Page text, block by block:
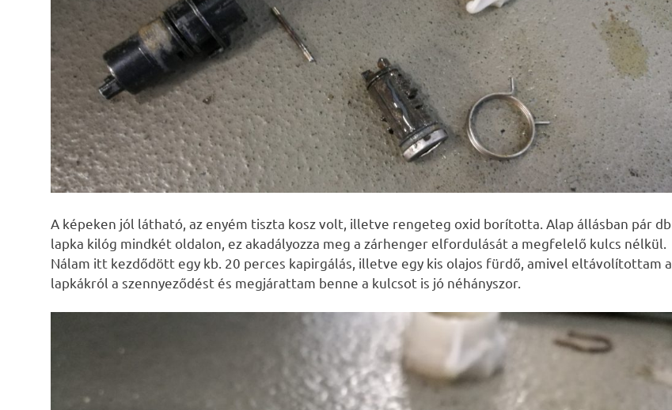
A képeken jól látható, az enyém tiszta kosz volt, illetve rengeteg oxid borította. Alap állásban pár db
lapka kilóg mindkét oldalon, ez akadályozza meg a zárhenger elfordulását a megfelelő kulcs nélkül.
Nálam itt kezdődött egy kb. 20 perces kapirgálás, illetve egy kis olajos fürdő, amivel eltávolítottam a
lapkákról a szennyeződést és megjárattam benne a kulcsot is jó néhányszor.